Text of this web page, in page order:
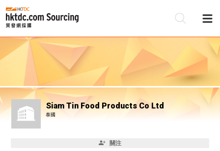
Siam Tin Food Products Co Ltd
泰國
關注